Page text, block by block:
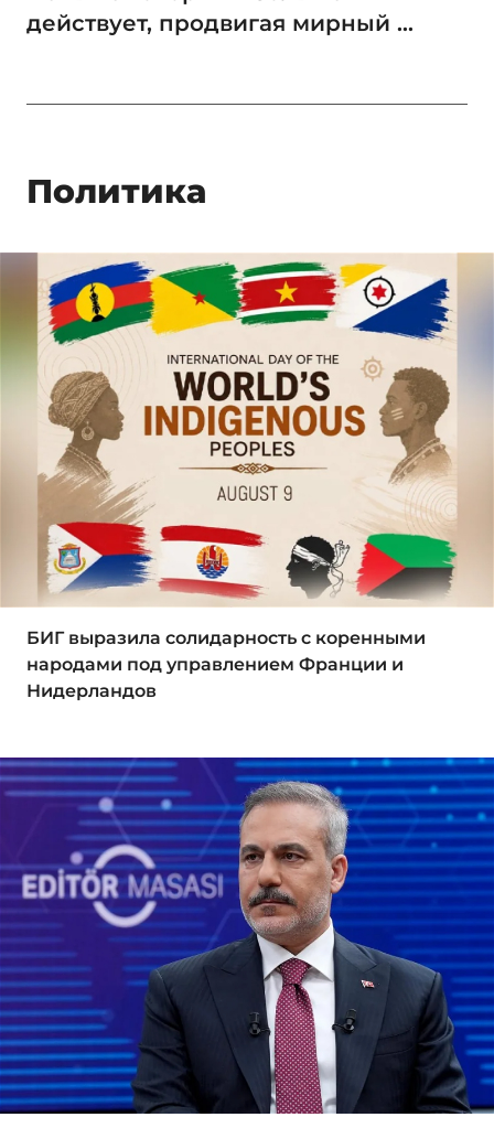
действует, продвигая мирный ...
Политика
БИГ выразила солидарность с коренными
народами под управлением Франции и
Нидерландов